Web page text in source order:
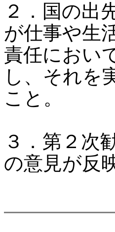
２．国の出
が仕事や生
責任におい
し、それを
こと。
３．第２次
の意見が反